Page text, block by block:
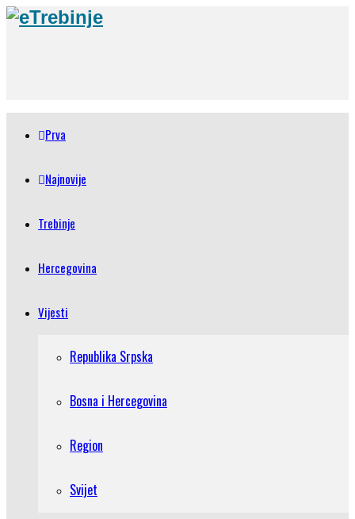
Prva
Najnovije
Trebinje
Hercegovina
Vijesti
Republika Srpska
Bosna i Hercegovina
Region
Svijet